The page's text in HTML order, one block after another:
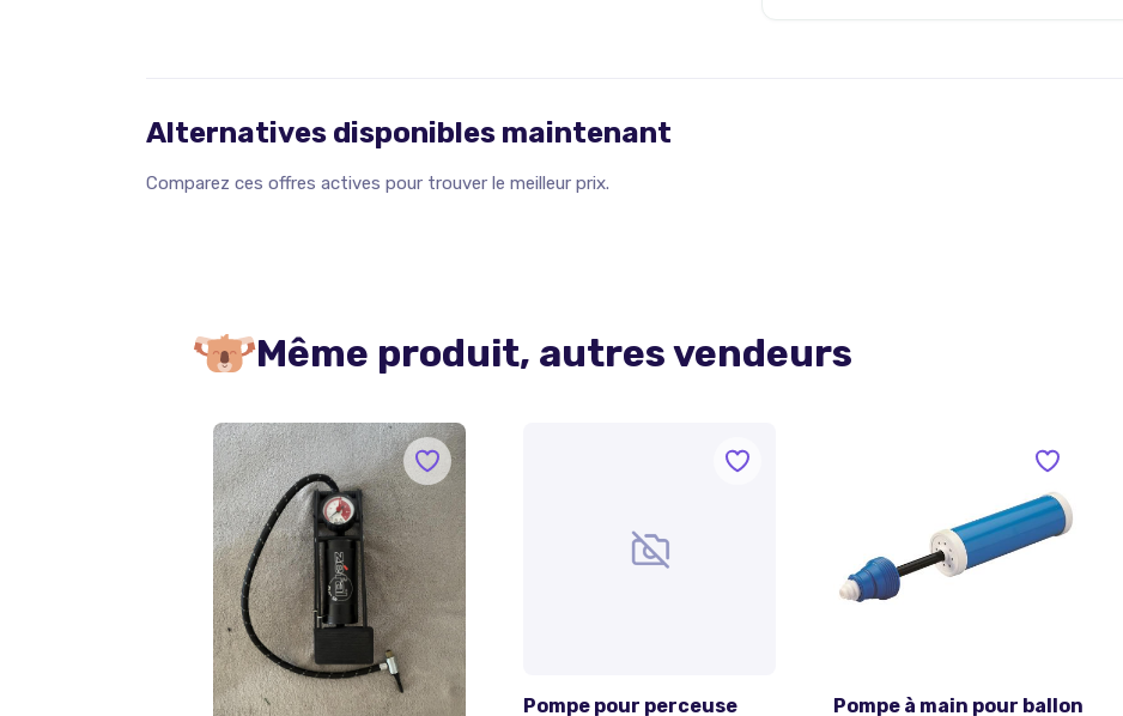
Alternatives disponibles maintenant
Comparez ces offres actives pour trouver le meilleur prix.
Même produit, autres vendeurs
Pompe pour perceuse
Pompe à main pour ballon